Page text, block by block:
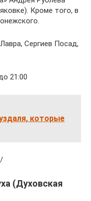
Кроме того, в
Сергиев Посад,
21:00
которые
(Духовская